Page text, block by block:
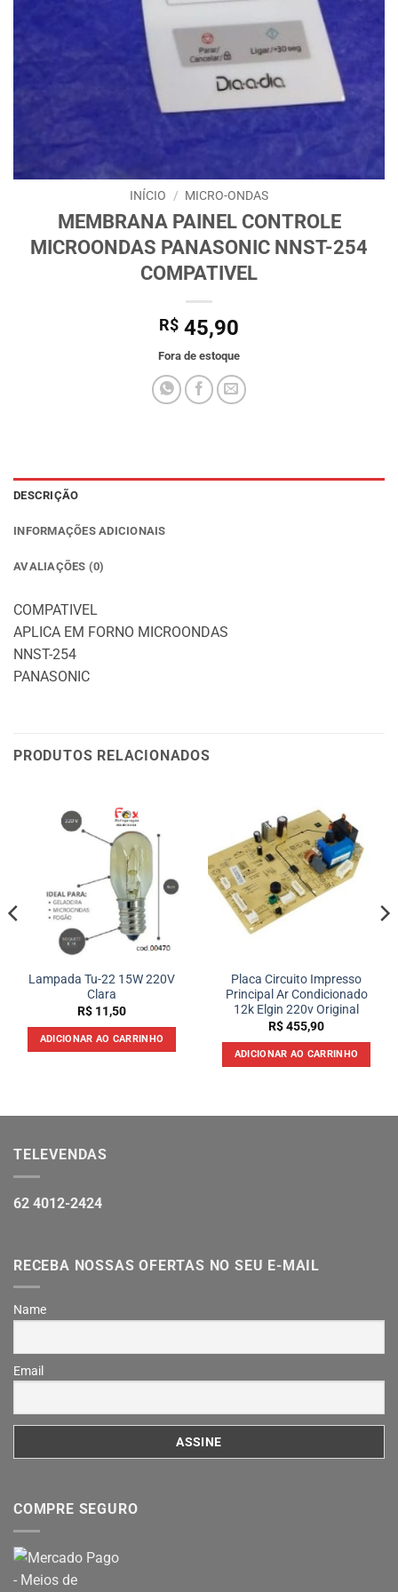
INÍCIO / MICRO-ONDAS
MEMBRANA PAINEL CONTROLE
MICROONDAS PANASONIC NNST-254
COMPATIVEL
R$ 45,90
Fora de estoque
DESCRIÇÃO
INFORMAÇÕES ADICIONAIS
AVALIAÇÕES (0)
COMPATIVEL
APLICA EM FORNO MICROONDAS
NNST-254
PANASONIC
PRODUTOS RELACIONADOS
Lampada Tu-22 15W 220V
Clara
R$ 11,50
ADICIONAR AO CARRINHO
Placa Circuito Impresso
Principal Ar Condicionado
12k Elgin 220v Original
R$455,90
ADICIONAR AO CARRINHO
TELEVENDAS
62 4012-2424
RECEBA NOSSAS OFERTAS NO SEU E-MAIL
Name
Email
COMPRE SEGURO